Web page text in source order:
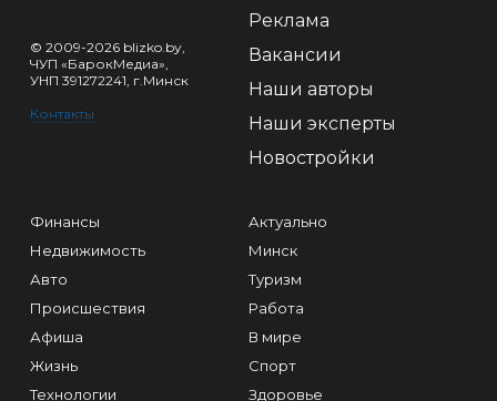
© 2009-2026 blizko.by,
ЧУП «БарокМедиа»,
УНП 391272241, г.Минск
Контакты
Реклама
Вакансии
Наши авторы
Наши эксперты
Новостройки
Финансы
Недвижимость
Авто
Происшествия
Афиша
Жизнь
Технологии
Актуально
Минск
Туризм
Работа
В мире
Спорт
Здоровье